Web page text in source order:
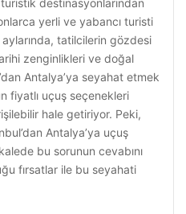
destinasyonlarından
yerli ve yabancı turisti
tatilcilerin gözdesi
zenginlikleri ve doğal
Antalya’ya seyahat etmek
fiyatlı uçuş seçenekleri
hale getiriyor. Peki,
Antalya’ya uçuş
bu sorunun cevabını
fırsatlar ile bu seyahati